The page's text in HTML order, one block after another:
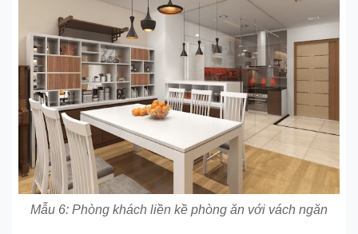
Mẫu 6: Phòng khách liền kề phòng ăn với vách ngăn